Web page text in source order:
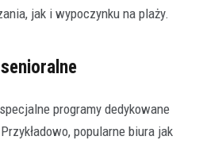
jak i wypoczynku na plaży.
programy dedykowane
popularne biura jak